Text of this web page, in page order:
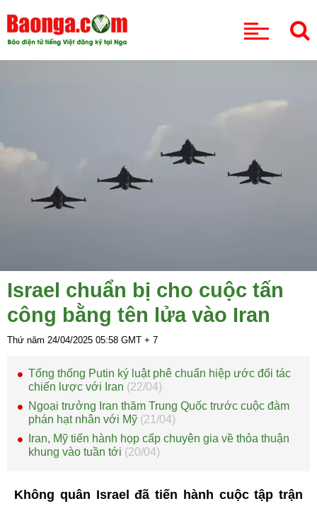
Israel chuẩn bị cho cuộc tấn
công bằng tên lửa vào Iran
Thứ năm 24/04/2025 05:58 GMT + 7
Tổng thống Putin ký luật phê chuẩn hiệp ước đối tác
chiến lược với Iran (22/04)
Ngoại trưởng Iran thăm Trung Quốc trước cuộc đàm
phán hạt nhân với Mỹ (21/04)
Iran, Mỹ tiến hành họp cấp chuyên gia về thỏa thuận
khung vào tuần tới (20/04)
Không quân Israel đã tiến hành cuộc tập trận